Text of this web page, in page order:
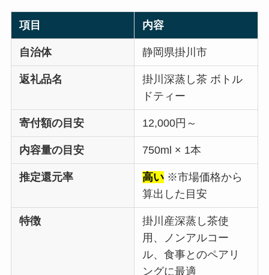
項目 内容
自治体 静岡県掛川市
返礼品名
掛川深蒸し茶 ボトル
ドティー
寄付額の目安 12,000円～
内容量の目安 750ml × 1本
推定還元率 高い ※市場価格から
算出した目安
特徴
掛川産深蒸し茶使
用、ノンアルコー
ル、食事とのペアリ
ングに最適